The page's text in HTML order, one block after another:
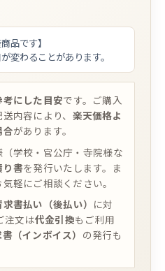
品です】
変わることがあります。
にした目安です。ご購入
内容により、 楽天価格よ
合があります。
学校・官公庁・寺院様な
り書を発行いたします。ま
軽にご相談ください。
求書払い（後払い） に対
注文は代金引換もご利用
（インボイス） の発行も